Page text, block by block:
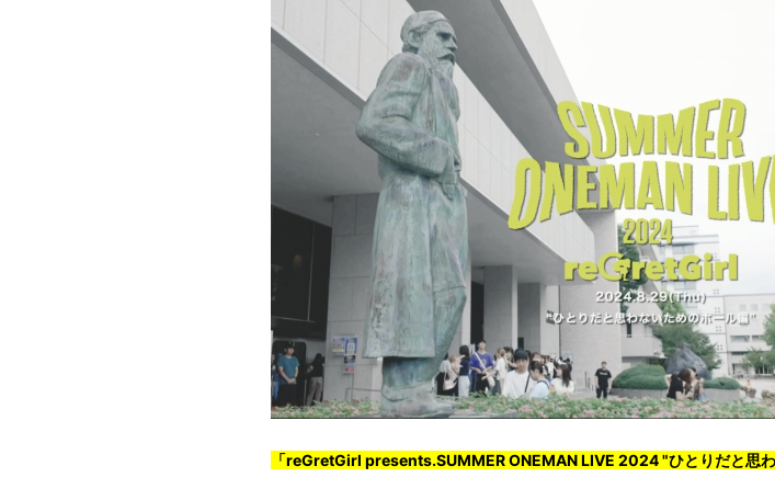
Home
News
Live / Schedule
「reGretGirl presents.SUMMER ONEMAN LIVE 2024 "ひとりだと思